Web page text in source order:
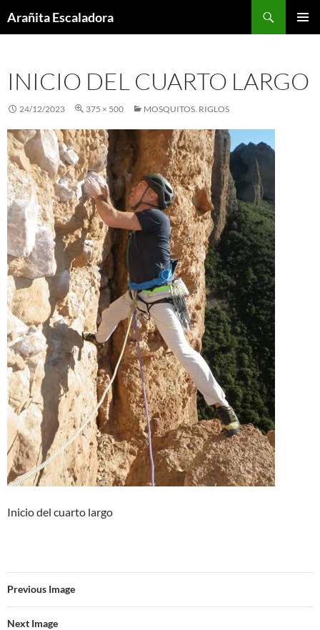
toArañita Escaladora
INICIO DEL CUARTO LARGO
24/12/2023 375 × 500 MOSQUITOS. RIGLOS
Inicio del cuarto largo
Previous Image
Next Image